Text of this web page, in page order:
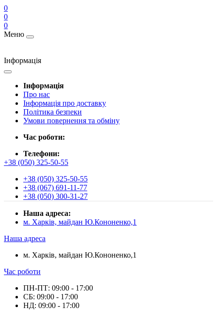
0
0
0
Меню
Інформація
Інформація
Про нас
Інформація про доставку
Політика безпеки
Умови повернення та обміну
Час роботи:
Телефони:
+38 (050) 325-50-55
+38 (050) 325-50-55
+38 (067) 691-11-77
+38 (050) 300-31-27
Наша адреса:
м. Харків, майдан Ю.Кононенко,1
Наша адреса
м. Харків, майдан Ю.Кононенко,1
Час роботи
ПН-ПТ: 09:00 - 17:00
СБ: 09:00 - 17:00
НД: 09:00 - 17:00